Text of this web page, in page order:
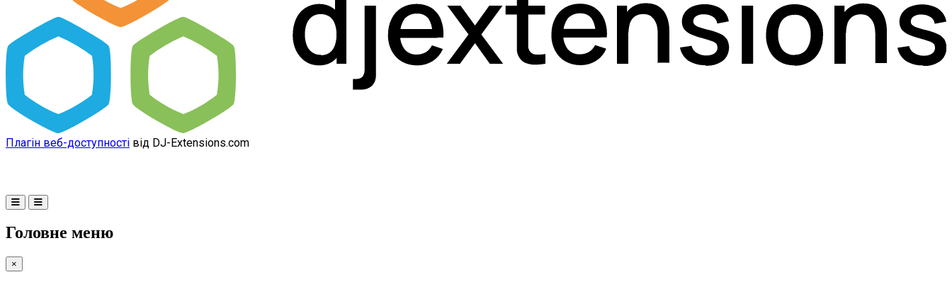
Плагін веб-доступності від DJ-Extensions.com
Головне меню
×